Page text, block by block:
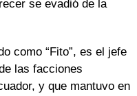
se evadió de la
como “Fito”, es el jefe
las facciones
y que mantuvo en